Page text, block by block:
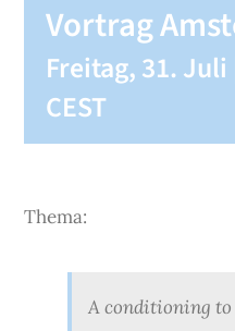
Vortrag
Freitag, 31. Juli
CEST
Thema:
A conditioning to